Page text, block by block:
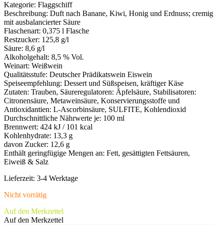
Kategorie: Flaggschiff
Beschreibung: Duft nach Banane, Kiwi, Honig und Erdnuss; cremig
mit ausbalancierter Säure
Flaschenart: 0,375 l Flasche
Restzucker: 125,8 g/l
Säure: 8,6 g/l
Alkoholgehalt: 8,5 % Vol.
Weinart: Weißwein
Qualitätsstufe: Deutscher Prädikatswein Eiswein
Speiseempfehlung: Dessert und Süßspeisen, kräftiger Käse
Zutaten: Trauben, Säureregulatoren: Äpfelsäure, Stabilisatoren:
Citronensäure, Metaweinsäure, Konservierungsstoffe und
Antioxidantien: L-Ascorbinsäure, SULFITE, Kohlendioxid
Durchschnittliche Nährwerte je: 100 ml
Brennwert: 424 kJ / 101 kcal
Kohlenhydrate: 13,3 g
davon Zucker: 12,6 g
Enthält geringfügige Mengen an: Fett, gesättigten Fettsäuren,
Eiweiß & Salz
Lieferzeit: 3-4 Werktage
Nicht vorrätig
Auf den Merkzettel
Auf den Merkzettel